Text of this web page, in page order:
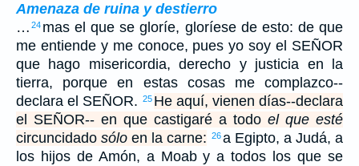
Amenaza de ruina y destierro
… 24 mas el que se gloríe, gloríese de esto: de que
me entiende y me conoce, pues yo soy el SEÑOR
que hago misericordia, derecho y justicia en la
tierra, porque en estas cosas me complazco--
declara el SEÑOR. 25 He aquí, vienen días--declara
el SEÑOR-- en que castigaré a todo el que esté
circuncidado sólo en la carne: 26a Egipto, a Judá, a
los hijos de Amón, a Moab y a todos los que se